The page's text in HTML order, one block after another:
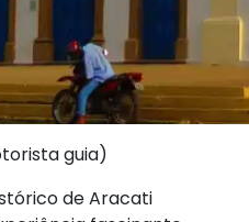
guia)
de Aracati